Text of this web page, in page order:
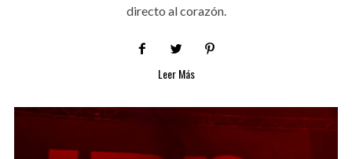
directo al corazón.
Leer Más